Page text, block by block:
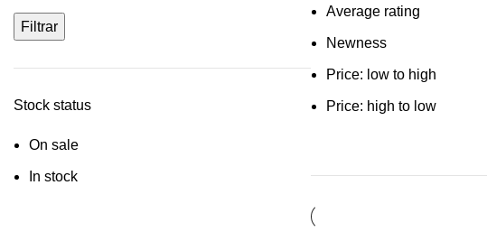
Filtrar
Stock status
On sale
In stock
Average rating
Newness
Price: low to high
Price: high to low